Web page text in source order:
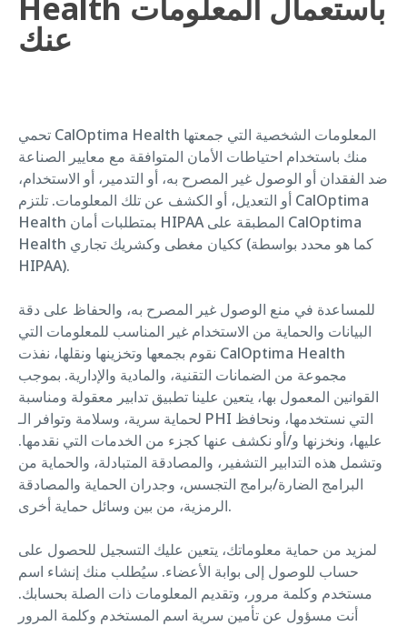
عنك
تحمي CalOptima Health المعلومات الشخصية التي جمعتها
منك باستخدام احتياطات الأمان المتوافقة مع معايير الصناعة
ضد الفقدان أو الوصول غير المصرح به، أو التدمير، أو الاستخدام،
أو التعديل، أو الكشف عن تلك المعلومات. تلتزم CalOptima
Health بمتطلبات أمان HIPAA المطبقة على CalOptima
Health ككيان مغطى وكشريك تجاري (كما هو محدد بواسطة
HIPAA).
للمساعدة في منع الوصول غير المصرح به، والحفاظ على دقة
البيانات والحماية من الاستخدام غير المناسب للمعلومات التي
نقوم بجمعها وتخزينها ونقلها، نفذت CalOptima Health
مجموعة من الضمانات التقنية، والمادية والإدارية. بموجب
القوانين المعمول بها، يتعين علينا تطبيق تدابير معقولة ومناسبة
لحماية سرية، وسلامة وتوافر الـ PHI التي نستخدمها، ونحافظ
عليها، ونخزنها و/أو نكشف عنها كجزء من الخدمات التي نقدمها.
وتشمل هذه التدابير التشفير، والمصادقة المتبادلة، والحماية من
البرامج الضارة/برامج التجسس، وجدران الحماية والمصادقة
الرمزية، من بين وسائل حماية أخرى.
لمزيد من حماية معلوماتك، يتعين عليك التسجيل للحصول على
حساب للوصول إلى بوابة الأعضاء. سيُطلب منك إنشاء اسم
مستخدم وكلمة مرور، وتقديم المعلومات ذات الصلة بحسابك.
أنت مسؤول عن تأمين سرية اسم المستخدم وكلمة المرور